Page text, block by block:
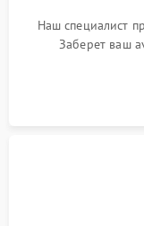
Наш специалист
Заберет ваш